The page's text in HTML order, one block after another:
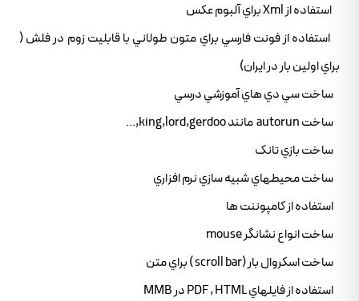
استفاده از Xml براي آلبوم عکس
استفاده از فونت فارسي براي متون طولاني با قابليت زوم در فلش (
براي اولين بار در ايران)
ساخت سي دي هاي آموزشي درسي
ساخت autorun مانند king,lord,gerdoo,...
ساخت بازي تانک
ساخت محيطهاي شبيه سازي نرم افزاري
استفاده از کامپوننت ها
ساخت انواع نشانگر mouse
ساخت اسکروال بار (scroll bar ) براي متن
استفاده از فايلهاي PDF , HTML در MMB